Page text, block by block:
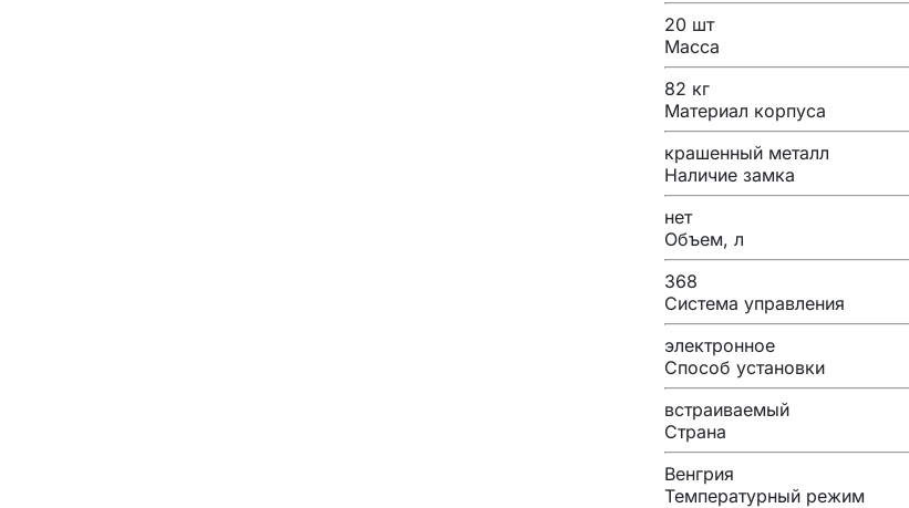
20 шт
Масса
82 кг
Материал корпуса
крашенный металл
Наличие замка
нет
Объем, л
368
Система управления
электронное
Способ установки
встраиваемый
Страна
Венгрия
Температурный режим